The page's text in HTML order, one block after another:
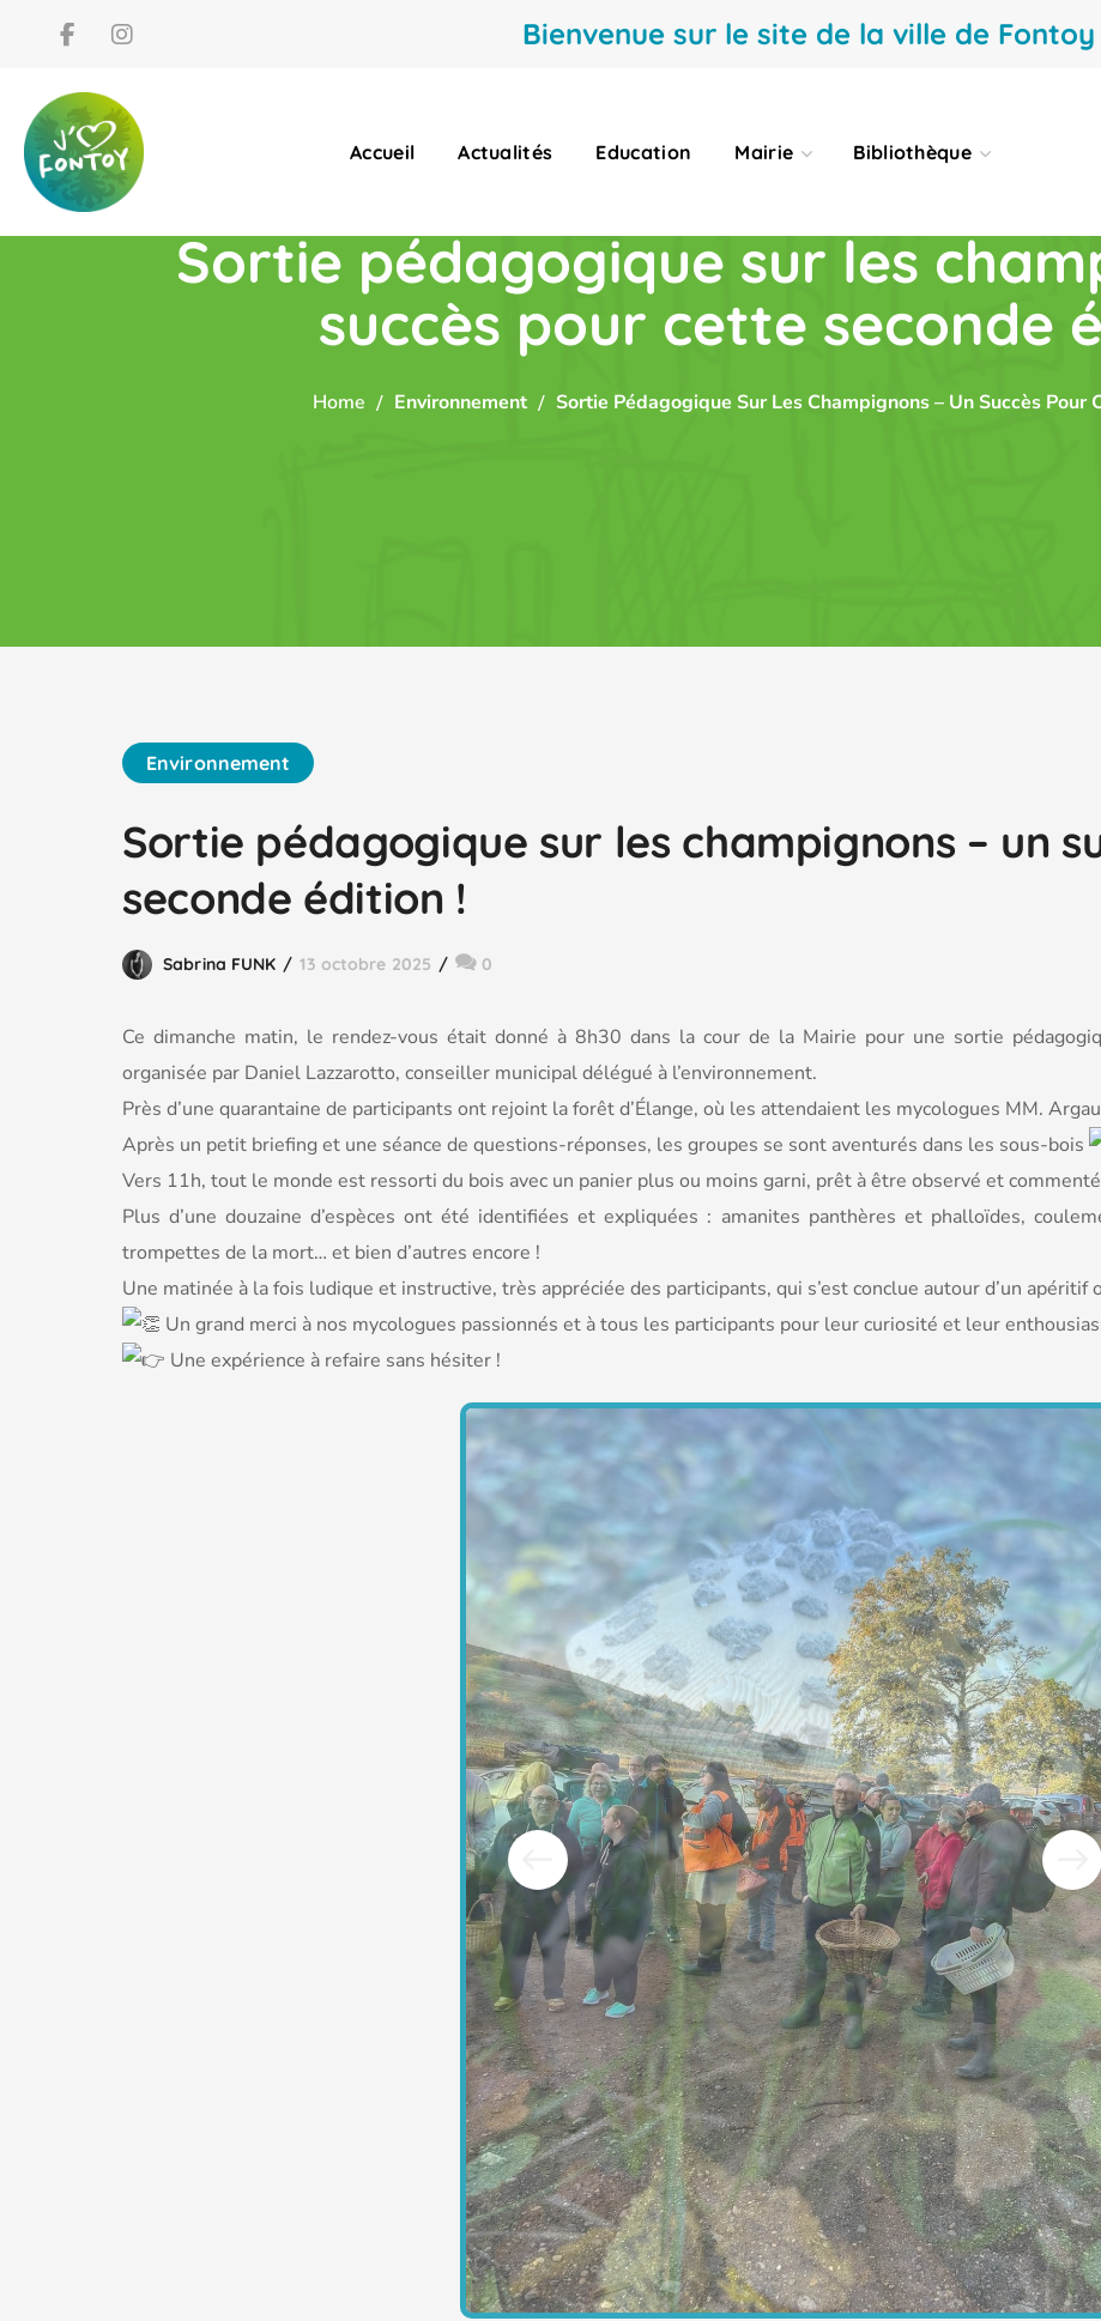
Bienvenue sur le site de la ville de Fontoy
Accueil Actualités Education Mairie Bibliothèque
Sortie pédagogique sur les
succès pour cette seconde
Home Environnement Sortie Pédagogique Sur Les Champignons – Un Succès Pour
Environnement
Sortie pédagogique sur les champignons – un
seconde édition !
Sabrina FUNK 13 octobre 2025 0
Ce dimanche matin, le rendez-vous était donné à 8h30 dans la cour de la Mairie pour une sortie
organisée par Daniel Lazzarotto, conseiller municipal délégué à l’environnement.
Près d’une quarantaine de participants ont rejoint la forêt d’Élange, où les attendaient les mycologues MM.
Après un petit briefing et une séance de questions-réponses, les groupes se sont aventurés dans les sous-bois
Vers 11h, tout le monde est ressorti du bois avec un panier plus ou moins garni, prêt à être observé et
Plus d’une douzaine d’espèces ont été identifiées et expliquées : amanites panthères et phalloïdes,
trompettes de la mort… et bien d’autres encore !
Une matinée à la fois ludique et instructive, très appréciée des participants, qui s’est conclue autour d’un
Un grand merci à nos mycologues passionnés et à tous les participants pour leur curiosité et leur
Une expérience à refaire sans hésiter !